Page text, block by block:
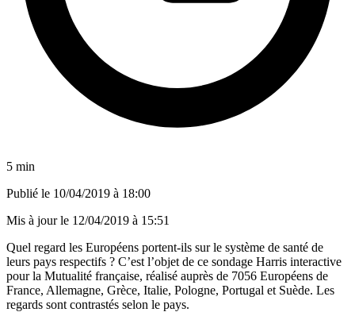
5 min
Publié le 10/04/2019 à 18:00
Mis à jour le 12/04/2019 à 15:51
Quel regard les Européens portent-ils sur le système de santé de
leurs pays respectifs ? C’est l’objet de ce sondage Harris interactive
pour la Mutualité française, réalisé auprès de 7056 Européens de
France, Allemagne, Grèce, Italie, Pologne, Portugal et Suède. Les
regards sont contrastés selon le pays.